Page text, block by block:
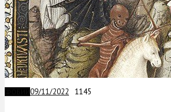
09/11/2022 1145